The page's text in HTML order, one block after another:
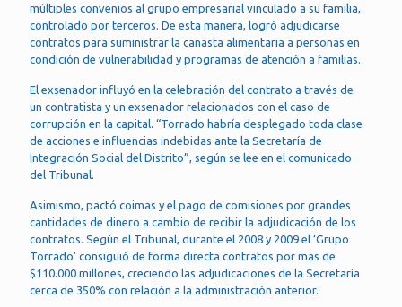
múltiples convenios al grupo empresarial vinculado a su familia,
controlado por terceros. De esta manera, logró adjudicarse
contratos para suministrar la canasta alimentaria a personas en
condición de vulnerabilidad y programas de atención a familias.
El exsenador influyó en la celebración del contrato a través de
un contratista y un exsenador relacionados con el caso de
corrupción en la capital. “Torrado habría desplegado toda clase
de acciones e influencias indebidas ante la Secretaría de
Integración Social del Distrito”, según se lee en el comunicado
del Tribunal.
Asimismo, pactó coimas y el pago de comisiones por grandes
cantidades de dinero a cambio de recibir la adjudicación de los
contratos. Según el Tribunal, durante el 2008 y 2009 el ‘Grupo
Torrado’ consiguió de forma directa contratos por mas de
$110.000 millones, creciendo las adjudicaciones de la Secretaría
cerca de 350% con relación a la administración anterior.